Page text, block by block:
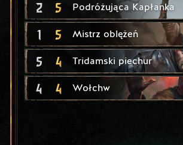
2 5 Podróżująca Kapłanka
1 5 Mistrz oblężeń
5 4 Tridamski piechur
4 4 Wołchw